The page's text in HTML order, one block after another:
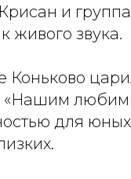
и
живого звука.
Коньково
«Нашим
для юных